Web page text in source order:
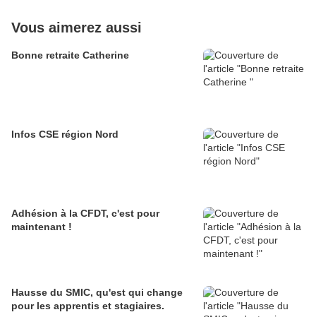
Vous aimerez aussi
Bonne retraite Catherine
Infos CSE région Nord
Adhésion à la CFDT, c'est pour
maintenant !
Hausse du SMIC, qu'est qui change
pour les apprentis et stagiaires.